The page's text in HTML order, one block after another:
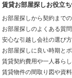
賃貸お部屋探しお役立
お部屋探しから契約まで
お部屋探しのよくある質問
安心な引越し会社の選び
お部屋探しに良い時期と
賃貸契約費用や一人暮ら
賃貸物件の間取り図や資